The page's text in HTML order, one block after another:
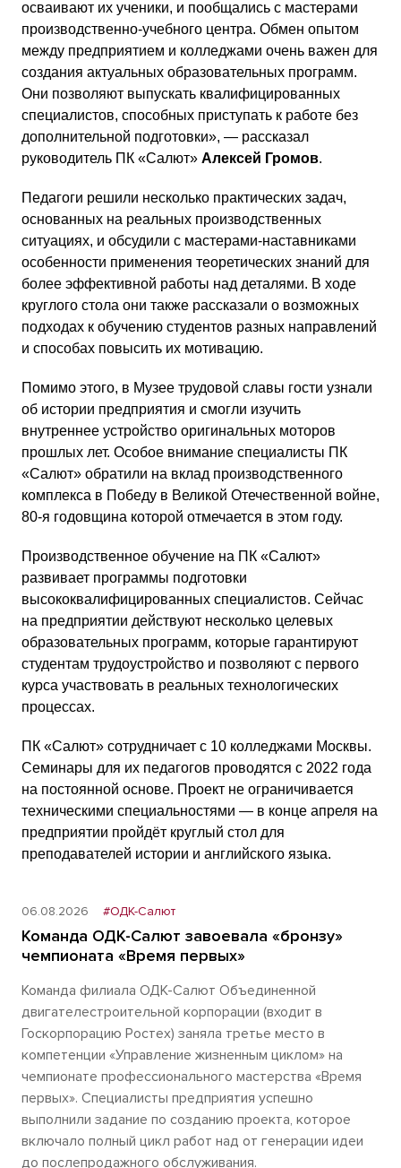
осваивают их ученики, и пообщались с мастерами
производственно-учебного центра. Обмен опытом
между предприятием и колледжами очень важен для
создания актуальных образовательных программ.
Они позволяют выпускать квалифицированных
специалистов, способных приступать к работе без
дополнительной подготовки», — рассказал
руководитель ПК «Салют» Алексей Громов.
Педагоги решили несколько практических задач,
основанных на реальных производственных
ситуациях, и обсудили с мастерами-наставниками
особенности применения теоретических знаний для
более эффективной работы над деталями. В ходе
круглого стола они также рассказали о возможных
подходах к обучению студентов разных направлений
и способах повысить их мотивацию.
Помимо этого, в Музее трудовой славы гости узнали
об истории предприятия и смогли изучить
внутреннее устройство оригинальных моторов
прошлых лет. Особое внимание специалисты ПК
«Салют» обратили на вклад производственного
комплекса в Победу в Великой Отечественной войне,
80-я годовщина которой отмечается в этом году.
Производственное обучение на ПК «Салют»
развивает программы подготовки
высококвалифицированных специалистов. Сейчас
на предприятии действуют несколько целевых
образовательных программ, которые гарантируют
студентам трудоустройство и позволяют с первого
курса участвовать в реальных технологических
процессах.
ПК «Салют» сотрудничает с 10 колледжами Москвы.
Семинары для их педагогов проводятся с 2022 года
на постоянной основе. Проект не ограничивается
техническими специальностями — в конце апреля на
предприятии пройдёт круглый стол для
преподавателей истории и английского языка.
06.08.2026 #ОДК-Салют
Команда ОДК-Салют завоевала «бронзу»
чемпионата «Время первых»
Команда филиала ОДК-Салют Объединенной
двигателестроительной корпорации (входит в
Госкорпорацию Ростех) заняла третье место в
компетенции «Управление жизненным циклом» на
чемпионате профессионального мастерства «Время
первых». Специалисты предприятия успешно
выполнили задание по созданию проекта, которое
включало полный цикл работ над от генерации идеи
до послепродажного обслуживания.